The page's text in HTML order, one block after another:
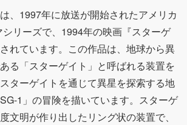
、1997年に放送が開始されたアメリカ
リーズで、1994年の映画『スターゲ
れています。この作品は、地球から異
る「スターゲイト」と呼ばれる装置を
ターゲイトを通じて異星を探索する地
1」の冒険を描いています。スターゲ
文明が作り出したリング状の装置で、